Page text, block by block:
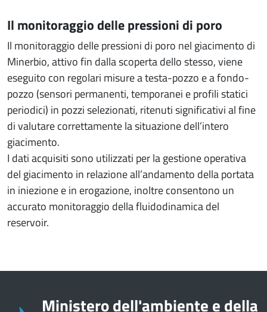
Il monitoraggio delle pressioni di poro
Il monitoraggio delle pressioni di poro nel giacimento di
Minerbio, attivo fin dalla scoperta dello stesso, viene
eseguito con regolari misure a testa-pozzo e a fondo-
pozzo (sensori permanenti, temporanei e profili statici
periodici) in pozzi selezionati, ritenuti significativi al fine
di valutare correttamente la situazione dell’intero
giacimento.
I dati acquisiti sono utilizzati per la gestione operativa
del giacimento in relazione all’andamento della portata
in iniezione e in erogazione, inoltre consentono un
accurato monitoraggio della fluidodinamica del
reservoir.
Informazioni su
Ministero dell'ambiente e della